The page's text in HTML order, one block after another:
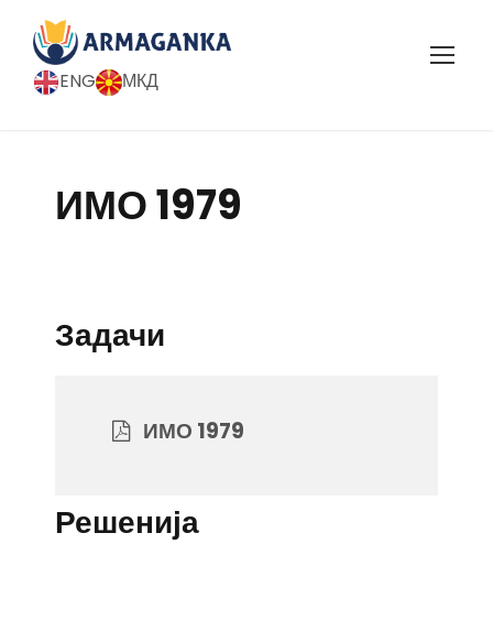
ENG МКД
ИМО 1979
Задачи
ИМО 1979
Решенија